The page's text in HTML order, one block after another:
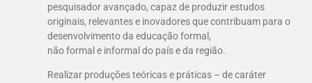
pesquisador avançado, capaz de produzir estudos
originais, relevantes e inovadores que contribuam para o
desenvolvimento da educação formal,
não formal e informal do país e da região.
Realizar produções teóricas e práticas – de caráter